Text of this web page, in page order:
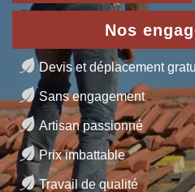
Nos
Devis et déplacement
Sans engagement
Artisan passionné
Prix imbattable
Travail de qualité